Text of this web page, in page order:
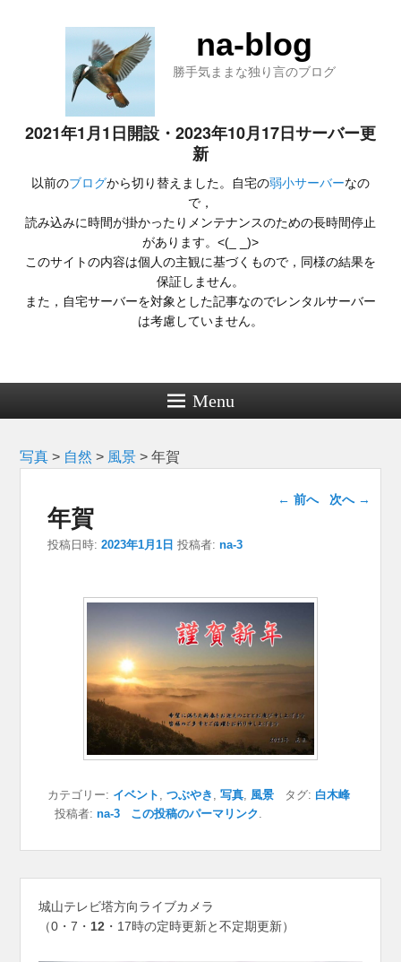
na-blog
勝手気ままな独り言のブログ
2021年1月1日開設・2023年10月17日サーバー更
新
以前のブログから切り替えました。自宅の弱小サーバーなの
で，
読み込みに時間が掛かったりメンテナンスのための長時間停止
があります。<(_ _)>
このサイトの内容は個人の主観に基づくもので，同様の結果を
保証しません。
また，自宅サーバーを対象とした記事なのでレンタルサーバー
は考慮していません。
Menu
写真 > 自然 > 風景 >年賀
投稿ナビゲー
ション
← 前へ 次へ →
年賀
投稿日時:2023年1月1日 投稿者:na-3
カテゴリー: イベント ,つぶやき ,写真, 風景 タグ: 白木峰
投稿者:na-3 この投稿のパーマリンク.
城山テレビ塔方向ライブカメラ
（0・7・12 ・17時の定時更新と不定期更新）